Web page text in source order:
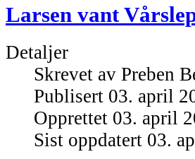
Larsen vant
Detaljer
Skrevet av Preben
Publisert 03. april
Opprettet 03. april
Sist oppdatert 03.